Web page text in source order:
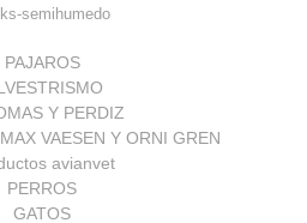
semihumedo
PAJAROS
Y PERDIZ
VAESEN Y ORNI GREN
avianvet
PERROS
GATOS